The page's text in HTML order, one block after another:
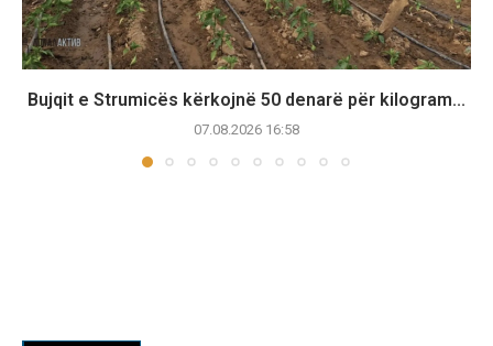
Bujqit e Strumicës kërkojnë 50 denarë për kilogram...
07.08.2026 16:58